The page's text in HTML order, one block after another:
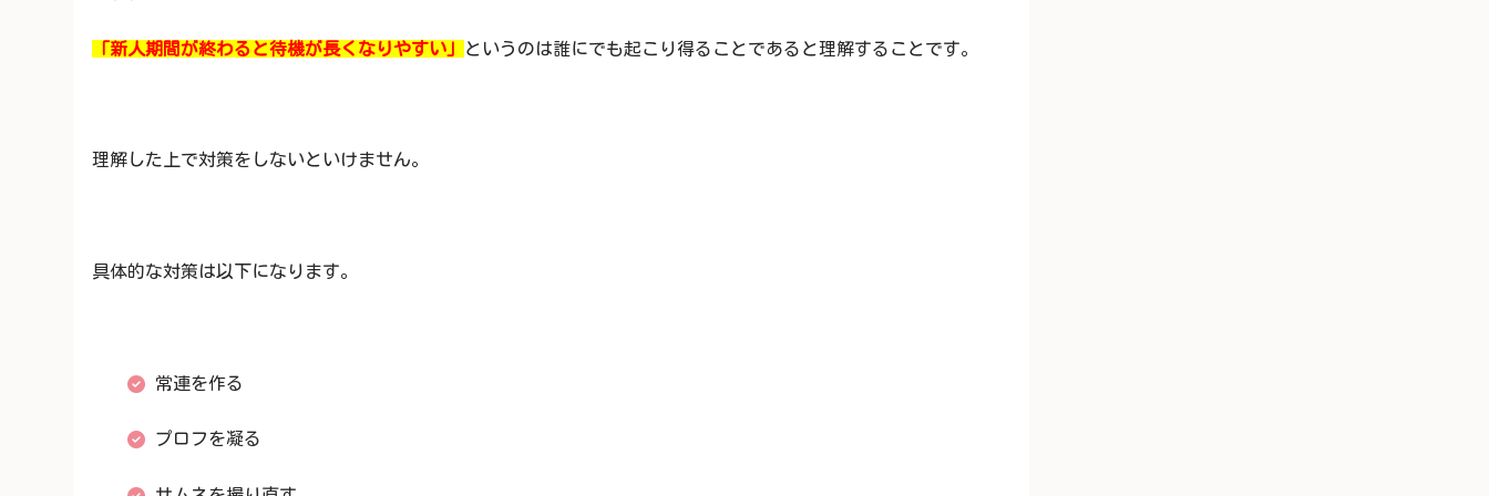
「新人期間が終わると待機が長くなりやすい」 というのは誰にでも起こり得ることであると理解することです。
理解した上で対策をしないといけません。
具体的な対策は以下になります。
常連を作る
プロフを凝る